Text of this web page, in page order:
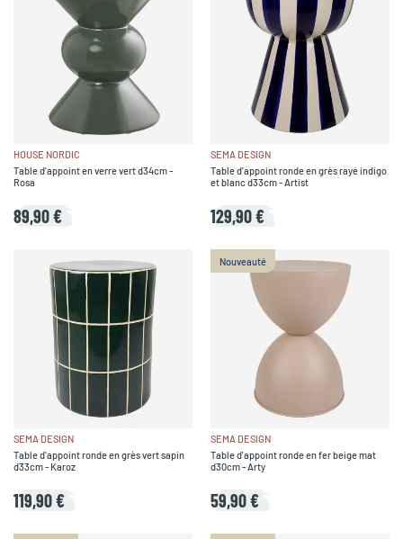
HOUSE NORDIC
Table d'appoint en verre vert d34cm -
Rosa
89,90 €
SEMA DESIGN
Table d'appoint ronde en grès rayé indigo
et blanc d33cm - Artist
129,90 €
SEMA DESIGN
Table d'appoint ronde en grès vert sapin
d33cm - Karoz
119,90 €
Nouveauté
SEMA DESIGN
Table d'appoint ronde en fer beige mat
d30cm - Arty
59,90 €